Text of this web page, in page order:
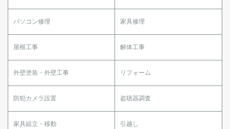
パソコン修理 家具修理
屋根工事 解体工事
外壁塗装・外壁工事 リフォーム
防犯カメラ設置 盗聴器調査
家具組立・移動 引越し